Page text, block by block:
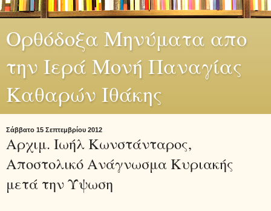
Ορθόδοξα Μηνύματα απο
την Ιερά Μονή Παναγίας
Καθαρών Ιθάκης
Σάββατο 15 Σεπτεμβρίου 2012
Αρχιμ. Ιωήλ Κωνστάνταρος,
Αποστολικό Ανάγνωσμα Κυριακής
μετά την Ύψωση